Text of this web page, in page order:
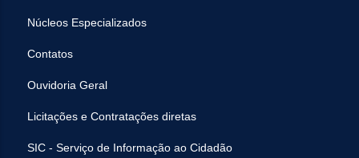
Núcleos Especializados
Contatos
Ouvidoria Geral
Licitações e Contratações diretas
SIC - Serviço de Informação ao Cidadão